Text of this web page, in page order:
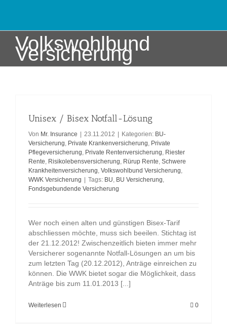
Volkswohlbund
Versicherung
Unisex / Bisex Notfall-Lösung
Von Mr. Insurance 23.11.2012 Kategorien: BU-
Versicherung, Private Krankenversicherung, Private
Pflegeversicherung, Private Rentenversicherung, Riester
Rente, Risikolebensversicherung, Rürup Rente, Schwere
Krankheitenversicherung, Volkswohlbund Versicherung,
WWK Versicherung
Tags: BU, BU Versicherung,
Fondsgebundende Versicherung
Wer noch einen alten und günstigen Bisex-Tarif
abschliessen möchte, muss sich beeilen. Stichtag ist
der 21.12.2012! Zwischenzeitlich bieten immer mehr
Versicherer sogenannte Notfall-Lösungen an um bis
zum letzten Tag (20.12.2012), Anträge einreichen zu
können. Die WWK bietet sogar die Möglichkeit, dass
Anträge bis zum 11.01.2013 [...]
Weiterlesen 0